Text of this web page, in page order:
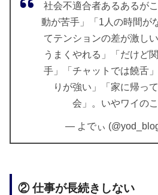
社会不適合者あるあるが
動が苦手」「1人の時間が
てテンションの差が激し
うまくやれる」「だけど
手」「チャットでは饒舌
りが強い」「家に帰っ
会」。いやワイの
— よでぃ
② 仕事が長続きしない